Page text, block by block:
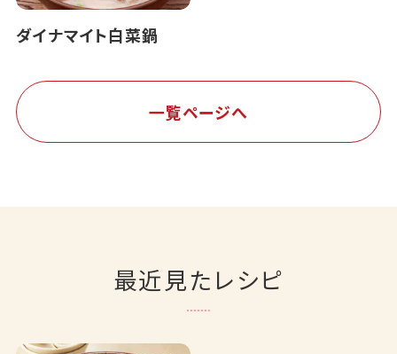
ダイナマイト白菜鍋
一覧ページへ
最近見たレシピ